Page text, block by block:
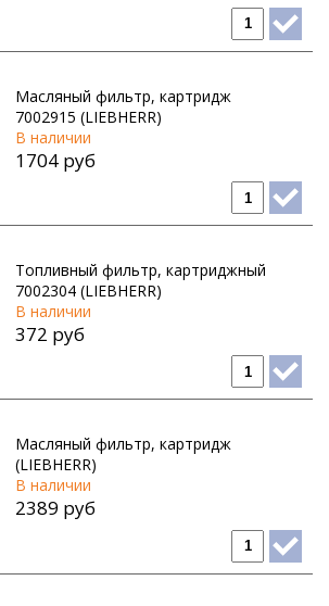
Масляный фильтр, картридж
7002915 (LIEBHERR)
В наличии
1704 руб
Топливный фильтр, картриджный
7002304 (LIEBHERR)
В наличии
372 руб
Масляный фильтр, картридж
(LIEBHERR)
В наличии
2389 руб